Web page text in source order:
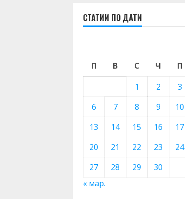
СТАТИИ ПО ДАТИ
П В С Ч П
1
2 3
6
7 8 9 10
13
14 15 16 17
20
21 22 23 24
27
28 29
30
« мар.